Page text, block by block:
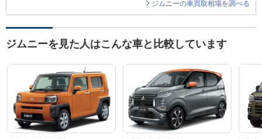
ジムニーの車買取相場を調べる
ジムニーを見た人はこんな車と比較しています